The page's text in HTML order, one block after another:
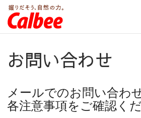
お問い合わせ
メールでのお問い合わ
各注意事項をご確認くだ